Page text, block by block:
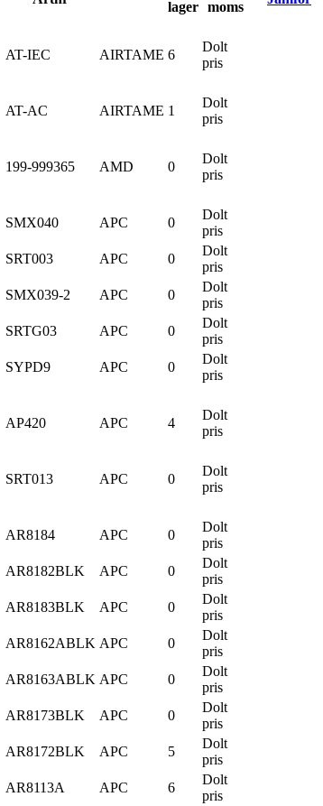
lager moms
AT-IEC AIRTAME 6
Dolt
pris
AT-AC AIRTAME 1
Dolt
pris
199-999365 AMD 0
Dolt
pris
SMX040 APC 0
Dolt
pris
SRT003 APC 0
Dolt
pris
SMX039-2 APC 0
Dolt
pris
SRTG03 APC 0
Dolt
pris
SYPD9 APC 0
Dolt
pris
AP420 APC 4
Dolt
pris
SRT013 APC 0
Dolt
pris
AR8184 APC 0
Dolt
pris
AR8182BLK APC 0
Dolt
pris
AR8183BLK APC 0
Dolt
pris
AR8162ABLK APC 0
Dolt
pris
AR8163ABLK APC 0
Dolt
pris
AR8173BLK APC 0
Dolt
pris
AR8172BLK APC 5
Dolt
pris
AR8113A APC 6
Dolt
pris